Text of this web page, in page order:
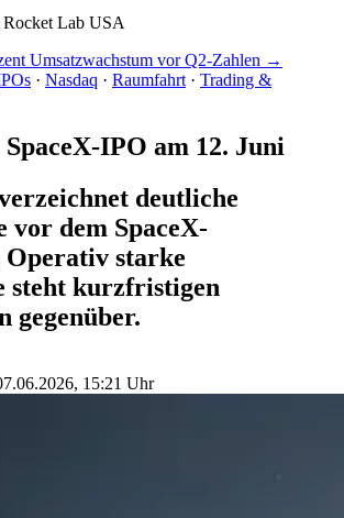
Lab USA
Umsatzwachstum vor Q2-Zahlen →
· Nasdaq · Raumfahrt · Trading &
IPO am 12. Juni
deutliche
vor dem SpaceX-
Operativ starke
steht kurzfristigen
gegenüber.
15:21 Uhr